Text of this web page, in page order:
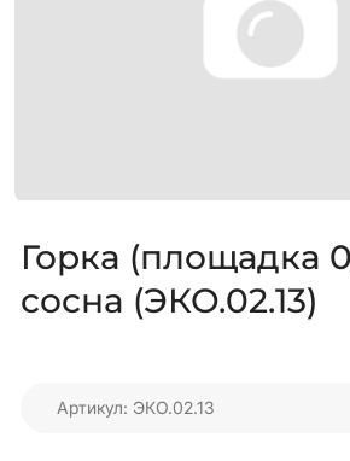
Горка (площадка
сосна (ЭКО.02.13)
Артикул: ЭКО.02.13